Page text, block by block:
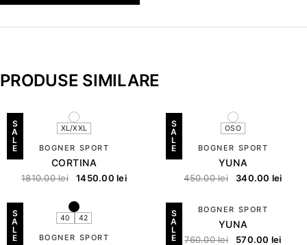
PRODUSE SIMILARE
S
A
L
E
XL/XXL
BOGNER SPORT
CORTINA
1810.00lei 1450.00lei
S
A
L
E
OSO
BOGNER SPORT
YUNA
450.00lei 340.00 lei
S
A
L
E
40 42
BOGNER SPORT
S
A
L
E
BOGNER SPORT
YUNA
760.00lei 570.00 lei